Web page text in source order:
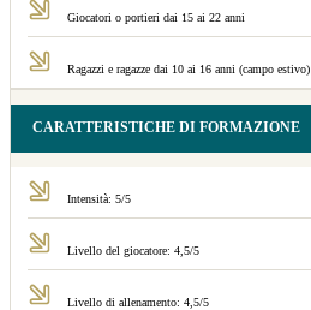
Giocatori o portieri dai 15 ai 22 anni
Ragazzi e ragazze dai 10 ai 16 anni (campo estivo)
CARATTERISTICHE DI FORMAZIONE
Intensità: 5/5
Livello del giocatore: 4,5/5
Livello di allenamento: 4,5/5